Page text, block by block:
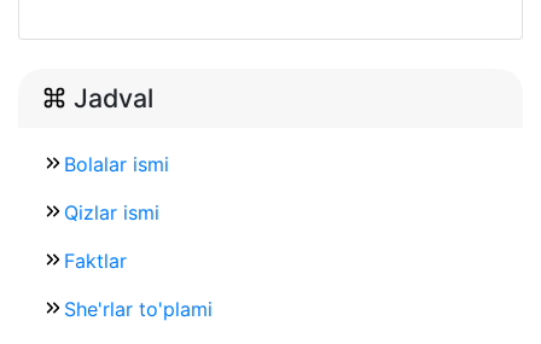
Jadval
Bolalar ismi
Qizlar ismi
Faktlar
She'rlar to'plami